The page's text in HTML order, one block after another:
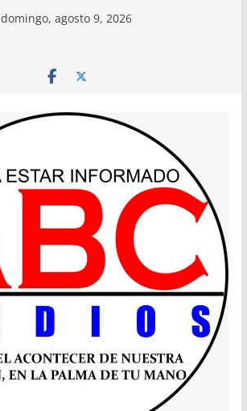
domingo, agosto 9, 2026